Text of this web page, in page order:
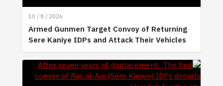
10 / 8 / 2026
Armed Gunmen Target Convoy of Returning
Sere Kaniye IDPs and Attack Their Vehicles